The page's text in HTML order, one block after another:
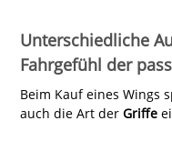
Unterschiedliche
Fahrgefühl der
Beim Kauf eines Wings
auch die Art der Griffe